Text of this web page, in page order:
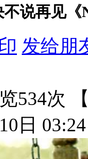
说再见《
发给朋
534次
日 03:24